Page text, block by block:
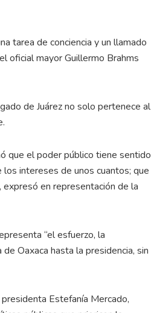
tarea de conciencia y un llamado
oficial mayor Guillermo Brahms
de Juárez no solo pertenece al
que el poder público tiene sentido
intereses de unos cuantos; que
en representación de la
“el esfuerzo, la
Oaxaca hasta la presidencia, sin
Estefanía Mercado,